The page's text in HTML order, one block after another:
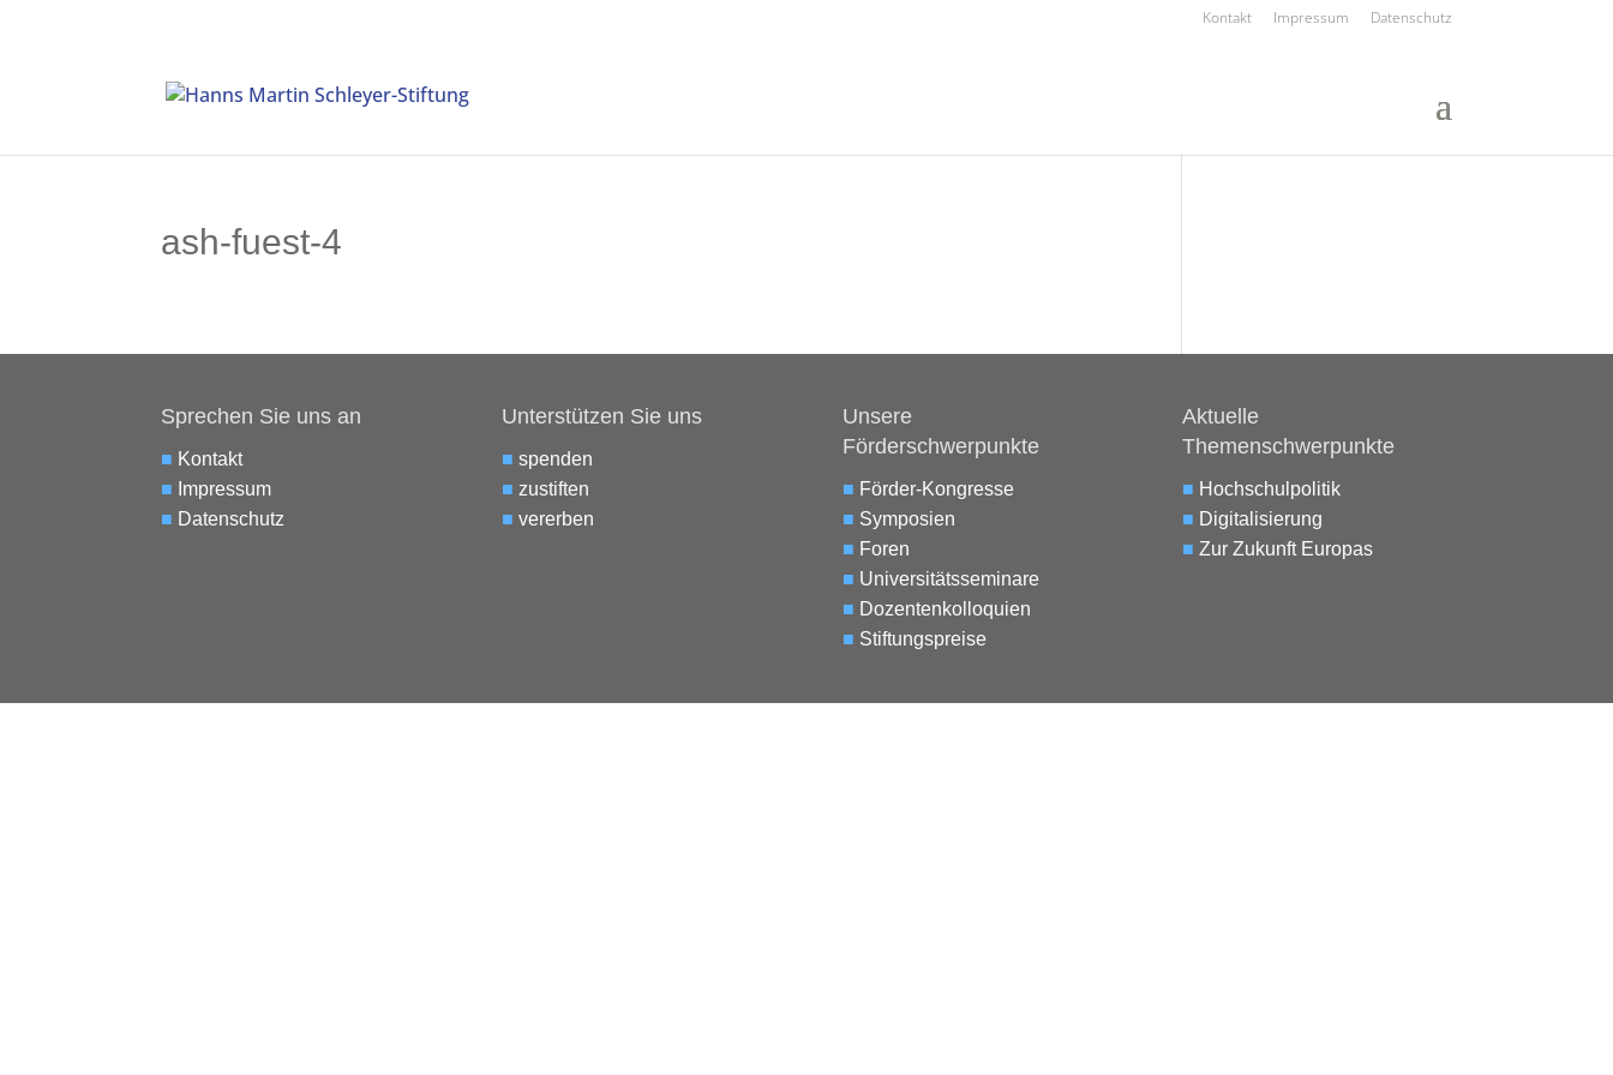
Kontakt Impressum Datenschutz
ash-fuest-4
Sprechen Sie uns an
■ Kontakt
■ Impressum
■ Datenschutz
Unterstützen Sie uns
■ spenden
■ zustiften
■ vererben
Unsere
Förderschwerpunkte
■ Förder-Kongresse
■ Symposien
■ Foren
■ Universitätsseminare
■ Dozentenkolloquien
■ Stiftungspreise
Aktuelle
Themenschwerpunkte
■ Hochschulpolitik
■ Digitalisierung
■ Zur Zukunft Europas